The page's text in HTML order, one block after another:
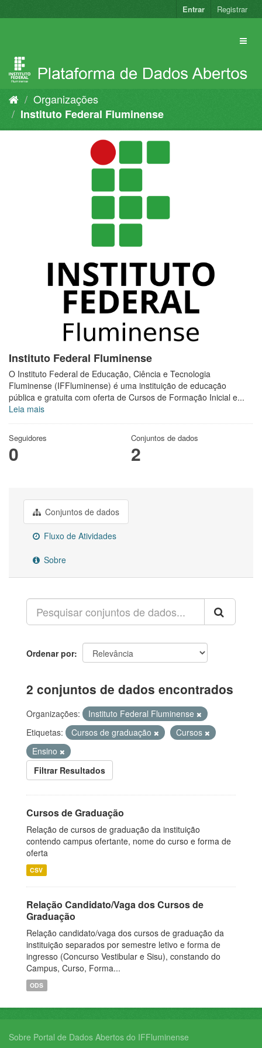
para
Entrar Registrar
Organizações
Instituto Federal Fluminense
Instituto Federal Fluminense
O Instituto Federal de Educação, Ciência e Tecnologia
Fluminense (IFFluminense) é uma instituição de educação
pública e gratuita com oferta de Cursos de Formação Inicial e...
Leia mais
Seguidores
0
Conjuntos de dados
2
Conjuntos de dados
Fluxo de Atividades
Sobre
Ordenar por
2 conjuntos de dados encontrados
Organizações:
Instituto Federal Fluminense
Etiquetas:
Cursos de graduação
Cursos
Ensino
Filtrar Resultados
Cursos de Graduação
Relação de cursos de graduação da instituição
contendo campus ofertante, nome do curso e forma de
oferta
CSV
Relação Candidato/Vaga dos Cursos de
Graduação
Relação candidato/vaga dos cursos de graduação da
instituição separados por semestre letivo e forma de
ingresso (Concurso Vestibular e Sisu), constando do
Campus, Curso, Forma...
ODS
Sobre Portal de Dados Abertos do IFFluminense